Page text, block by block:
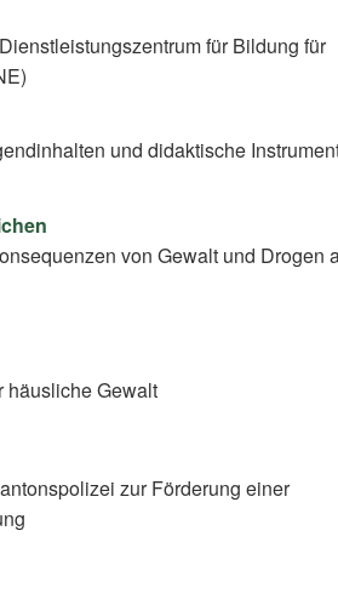
für Bildung für
und didaktische
von Gewalt und Drogen
häusliche Gewalt
zur Förderung einer